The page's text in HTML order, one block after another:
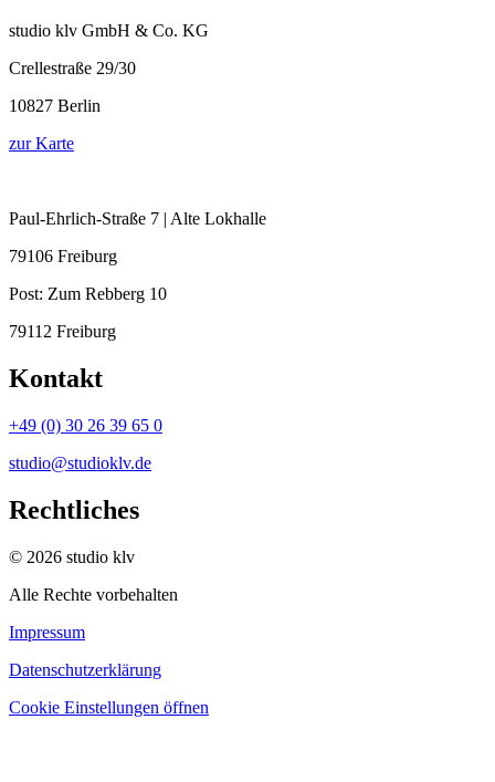
studio klv GmbH & Co. KG
Crellestraße 29/30
10827 Berlin
zur Karte
Paul-Ehrlich-Straße 7 | Alte Lokhalle
79106 Freiburg
Post: Zum Rebberg 10
79112 Freiburg
Kontakt
+49 (0) 30 26 39 65 0
studio@studioklv.de
Rechtliches
© 2026 studio klv
Alle Rechte vorbehalten
Impressum
Datenschutzerklärung
Cookie Einstellungen öffnen